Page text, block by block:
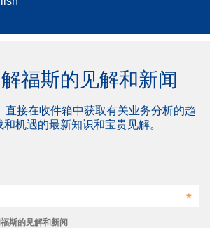
福斯的见解和新闻
直接在收件箱中获取有关业务分析的趋
和机遇的最新知识和宝贵见解。
斯的见解和新闻